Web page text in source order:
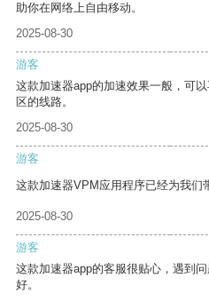
助你在网络上自由移动。
2025-08-30
游客
这款加速器app的加速效果一般，可
区的线路。
2025-08-30
游客
这款加速器VPM应用程序已经为我们
2025-08-30
游客
这款加速器app的客服很贴心，遇到
好。